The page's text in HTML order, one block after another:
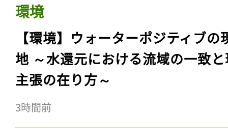
環境
【環境】ウォーターポジティブの
地 ～水還元における流域の一致
主張の在り方～
3時間前